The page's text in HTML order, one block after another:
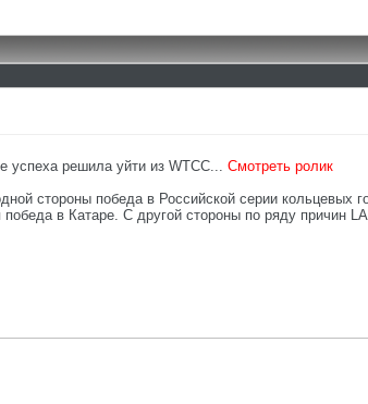
успеха решила уйти из WTCC... Смотреть ролик
стороны победа в Российской серии кольцевых
в Катаре. С другой стороны по ряду причин